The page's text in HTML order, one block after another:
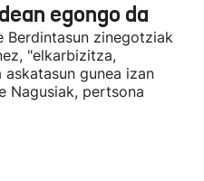
egongo da
Berdintasun zinegotziak
"elkarbizitza,
gunea izan
Nagusiak, pertsona